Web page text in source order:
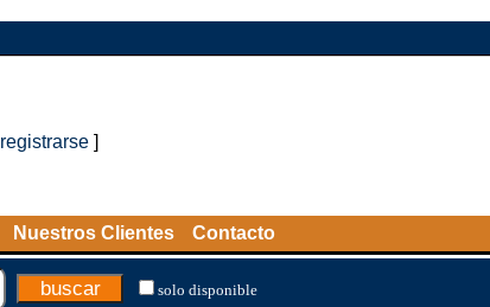
registrarse]
Nuestros Clientes Contacto
solo disponible